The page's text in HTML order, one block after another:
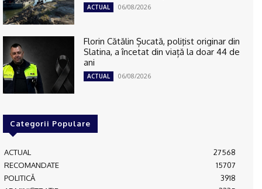
ACTUAL 06/08/2026
Florin Cătălin Șucată, poliţist originar din
Slatina, a încetat din viață la doar 44 de
ani
ACTUAL 06/08/2026
Categorii Populare
ACTUAL
27568
RECOMANDATE
15707
POLITICĂ
3918